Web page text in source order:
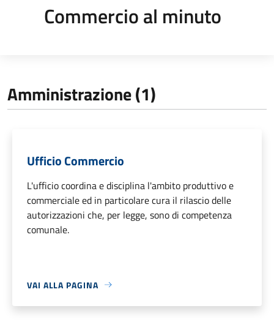
Commercio al minuto
Amministrazione (1)
Ufficio Commercio
L'ufficio coordina e disciplina l'ambito produttivo e
commerciale ed in particolare cura il rilascio delle
autorizzazioni che, per legge, sono di competenza
comunale.
VAI ALLA PAGINA